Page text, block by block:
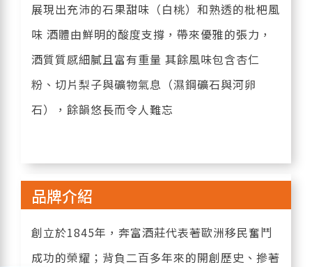
展現出充沛的石果甜味（白桃）和熟透的枇杷風
味 酒體由鮮明的酸度支撐，帶來優雅的張力，
酒質質感細膩且富有重量 其餘風味包含杏仁
粉、切片梨子與礦物氣息（濕鋼礦石與河卵
石），餘韻悠長而令人難忘
品牌介紹
創立於1845年，奔富酒莊代表著歐洲移民奮鬥
成功的榮耀；背負二百多年來的開創歷史、摻著